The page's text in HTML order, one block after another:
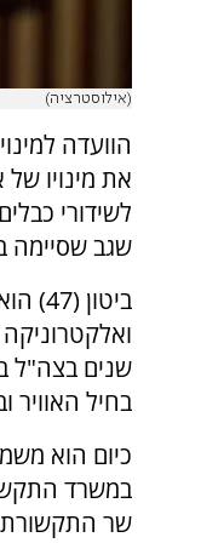
(אילוסטרציה)
הוועדה
את מינויו
לשידורי
שגב שסיימה
שנים בצה"ל
בחיל האוויר
כיום הוא
במשרד
שר